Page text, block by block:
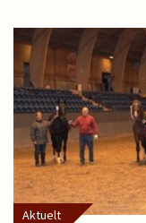
Aktuelt